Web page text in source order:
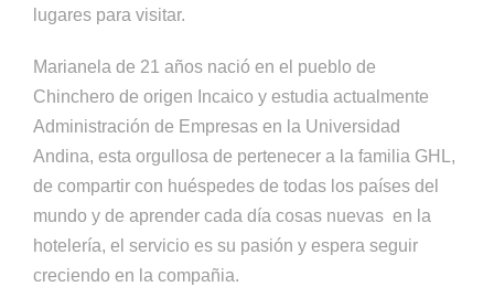
lugares para visitar.
Marianela de 21 años nació en el pueblo de
Chinchero de origen Incaico y estudia actualmente
Administración de Empresas en la Universidad
Andina, esta orgullosa de pertenecer a la familia GHL,
de compartir con huéspedes de todas los países del
mundo y de aprender cada día cosas nuevas en la
hotelería, el servicio es su pasión y espera seguir
creciendo en la compañia.